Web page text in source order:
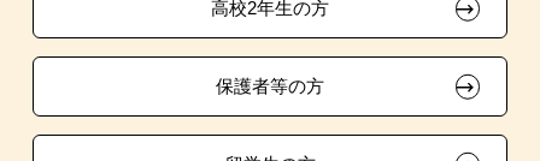
面接のみによる特待生制度
取得資格による特待生制度
自己推薦入学
大学・短大・公務員併願制度
大原学園グループ案内
採用ご担当の方
高校2年生の方
保護者等の方